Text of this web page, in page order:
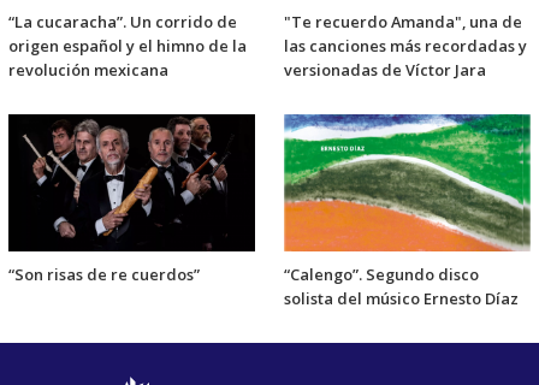
“La cucaracha”. Un corrido de
origen español y el himno de la
revolución mexicana
"Te recuerdo Amanda", una de
las canciones más recordadas y
versionadas de Víctor Jara
“Son risas de re cuerdos”
“Calengo”. Segundo disco
solista del músico Ernesto Díaz